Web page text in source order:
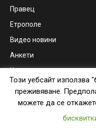
Правец
Етрополе
Видео новини
Анкети
Контакти
Copyright ©
Този уебсайт използва
преживяване.
можете да се